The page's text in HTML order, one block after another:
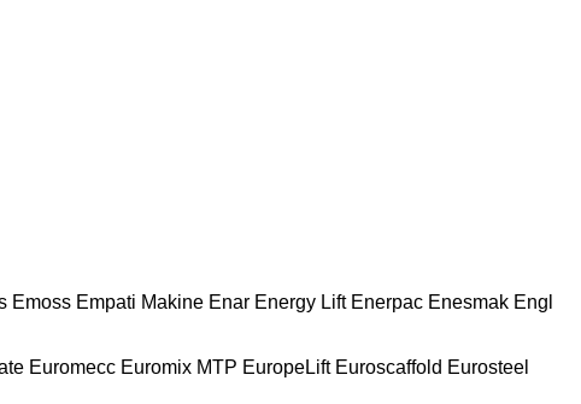
Emoss Empati Makine Enar Energy Lift Enerpac Enesmak Engl
Euromecc Euromix MTP EuropeLift Euroscaffold Eurosteel